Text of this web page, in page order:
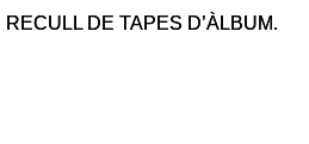
DE TAPES D’ÀLBUM.